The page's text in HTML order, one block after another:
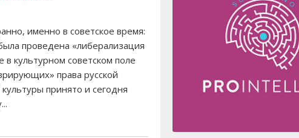
именно в советское время:
проведена «либерализация
культурном советском поле
права русской
принято и сегодня